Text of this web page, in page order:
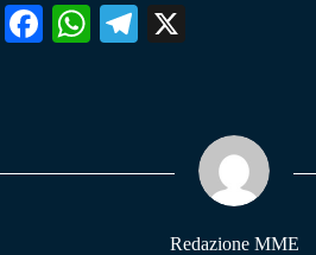
Fa W
pp
Te
m
Redazione MME